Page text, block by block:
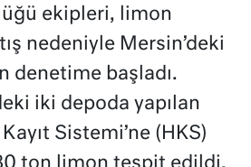
ekipleri, limon
nedeniyle Mersin’deki
denetime başladı.
iki depoda yapılan
Sistemi’ne (HKS)